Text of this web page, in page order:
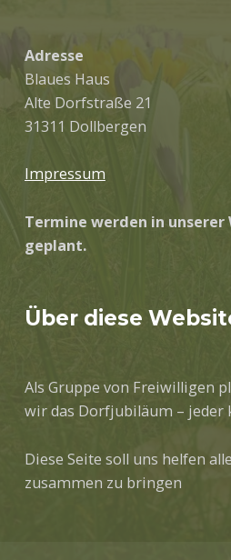
Adresse
Blaues Haus
Alte Dorfstraße 21
31311 Dollbergen
Impressum
Termine werden in unserer
geplant.
Über diese
Als Gruppe von Freiwilligen
wir das Dorfjubiläum – jeder
Diese Seite soll uns helfen
zusammen zu bringen